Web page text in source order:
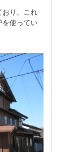
おり、これ
を使ってい